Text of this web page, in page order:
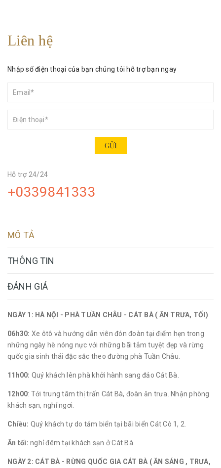
Liên hệ
Nhập số điện thoại của bạn chúng tôi hỗ trợ bạn ngay
GỬI
Hỗ trợ 24/24
+0339841333
MÔ TẢ
THÔNG TIN
ĐÁNH GIÁ
NGÀY 1: HÀ NỘI - PHÀ TUẦN CHÂU - CÁT BÀ ( ĂN TRƯA, TỐI)
06h30: Xe ôtô và hướng dẫn viên đón đoàn tại điểm hẹn trong
những ngày hè nóng nực với những bãi tắm tuyệt đẹp và rừng
quốc gia sinh thái đặc sắc theo đường phà Tuần Châu.
11h00: Quý khách lên phà khởi hành sang đảo Cát Bà.
12h00: Tới trung tâm thị trấn Cát Bà, đoàn ăn trưa. Nhận phòng
khách sạn, nghỉ ngơi.
Chiều: Quý khách tự do tắm biển tại bãi biển Cát Cò 1, 2.
Ăn tối: nghỉ đêm tại khách sạn ở Cát Bà.
NGÀY 2: CÁT BÀ - RỪNG QUỐC GIA CÁT BÀ ( ĂN SÁNG , TRƯA,